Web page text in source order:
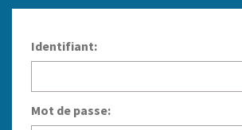
Identifiant:
Mot de passe: